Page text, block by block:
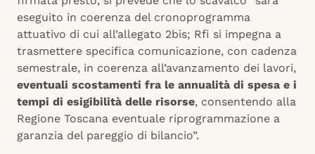
eseguito in coerenza del cronoprogramma
attuativo di cui all’allegato 2bis; Rfi si impegna a
trasmettere specifica comunicazione, con cadenza
semestrale, in coerenza all’avanzamento dei lavori,
eventuali scostamenti fra le annualità di spesa e i
tempi di esigibilità delle risorse, consentendo alla
Regione Toscana eventuale riprogrammazione a
garanzia del pareggio di bilancio”.